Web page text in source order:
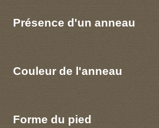
Présence d'un anneau
Couleur de l'anneau
Forme du pied